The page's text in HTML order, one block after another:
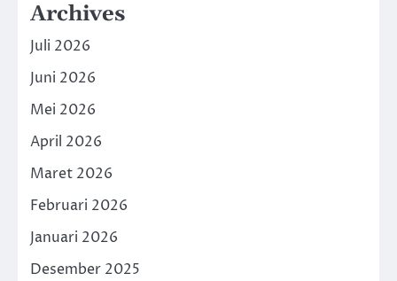
Archives
Juli 2026
Juni 2026
Mei 2026
April 2026
Maret 2026
Februari 2026
Januari 2026
Desember 2025